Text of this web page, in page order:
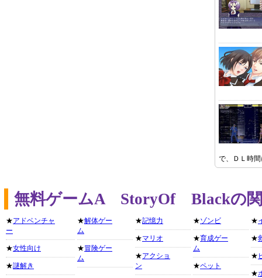
で、ＤＬ時
無料ゲームA StoryOf Blackの関
★アドベンチャ
ー
★女性向け
★謎解き
★解体ゲー
ム
★冒険ゲー
ム
★記憶力
★マリオ
★アクショ
ン
★ゾンビ
★育成ゲー
ム
★ペット
★
★
★
★